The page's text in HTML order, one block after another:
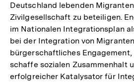
Deutschland lebenden
Zivilgesellschaft zu beteiligen.
im Nationalen Integrationsplan
bei der Integration von
bürgerschaftliches Engagement,
schaffe sozialen Zusammenhalt
erfolgreicher Katalysator für